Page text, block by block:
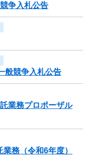
争入札公告
般競争入札公告
業務プロポーザル
務（令和6年度）